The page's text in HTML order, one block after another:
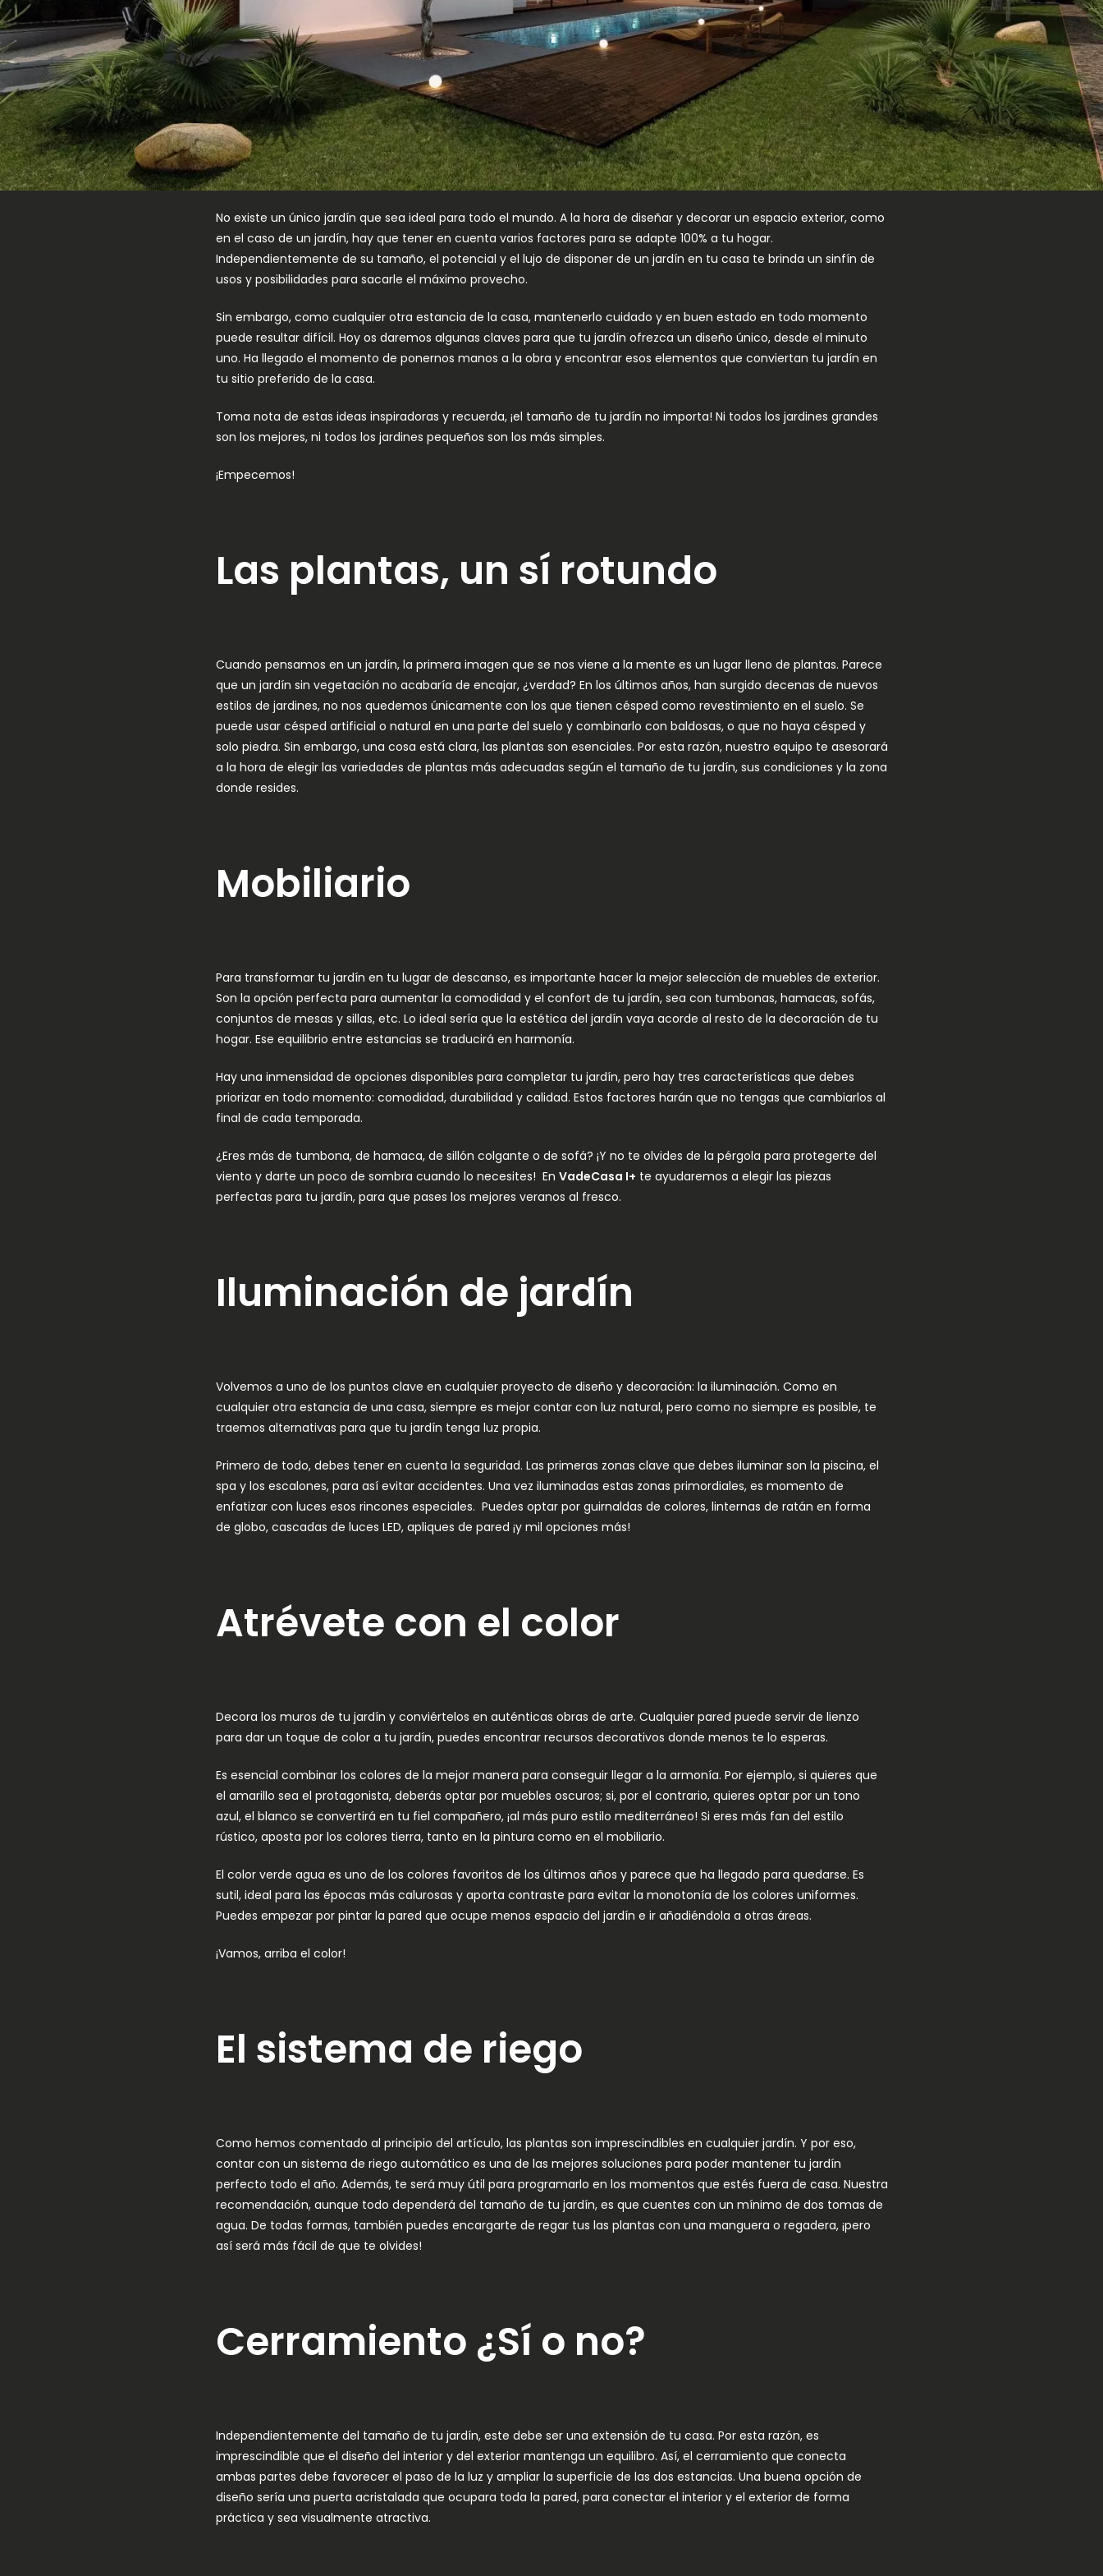
No existe un único jardín que sea ideal para todo el mundo. A la hora de diseñar y decorar un espacio exterior, como
en el caso de un jardín, hay que tener en cuenta varios factores para se adapte 100% a tu hogar.
Independientemente de su tamaño, el potencial y el lujo de disponer de un jardín en tu casa te brinda un sinfín de
usos y posibilidades para sacarle el máximo provecho.
Sin embargo, como cualquier otra estancia de la casa, mantenerlo cuidado y en buen estado en todo momento
puede resultar difícil. Hoy os daremos algunas claves para que tu jardín ofrezca un diseño único, desde el minuto
uno. Ha llegado el momento de ponernos manos a la obra y encontrar esos elementos que conviertan tu jardín en
tu sitio preferido de la casa.
Toma nota de estas ideas inspiradoras y recuerda, ¡el tamaño de tu jardín no importa! Ni todos los jardines grandes
son los mejores, ni todos los jardines pequeños son los más simples.
¡Empecemos!
Las plantas, un sí rotundo
Cuando pensamos en un jardín, la primera imagen que se nos viene a la mente es un lugar lleno de plantas. Parece
que un jardín sin vegetación no acabaría de encajar, ¿verdad? En los últimos años, han surgido decenas de nuevos
estilos de jardines, no nos quedemos únicamente con los que tienen césped como revestimiento en el suelo. Se
puede usar césped artificial o natural en una parte del suelo y combinarlo con baldosas, o que no haya césped y
solo piedra. Sin embargo, una cosa está clara, las plantas son esenciales. Por esta razón, nuestro equipo te asesorará
a la hora de elegir las variedades de plantas más adecuadas según el tamaño de tu jardín, sus condiciones y la zona
donde resides.
Mobiliario
Para transformar tu jardín en tu lugar de descanso, es importante hacer la mejor selección de muebles de exterior.
Son la opción perfecta para aumentar la comodidad y el confort de tu jardín, sea con tumbonas, hamacas, sofás,
conjuntos de mesas y sillas, etc. Lo ideal sería que la estética del jardín vaya acorde al resto de la decoración de tu
hogar. Ese equilibrio entre estancias se traducirá en harmonía.
Hay una inmensidad de opciones disponibles para completar tu jardín, pero hay tres características que debes
priorizar en todo momento: comodidad, durabilidad y calidad. Estos factores harán que no tengas que cambiarlos al
final de cada temporada.
¿Eres más de tumbona, de hamaca, de sillón colgante o de sofá? ¡Y no te olvides de la pérgola para protegerte del
viento y darte un poco de sombra cuando lo necesites! En VadeCasa I+ te ayudaremos a elegir las piezas
perfectas para tu jardín, para que pases los mejores veranos al fresco.
Iluminación de jardín
Volvemos a uno de los puntos clave en cualquier proyecto de diseño y decoración: la iluminación. Como en
cualquier otra estancia de una casa, siempre es mejor contar con luz natural, pero como no siempre es posible, te
traemos alternativas para que tu jardín tenga luz propia.
Primero de todo, debes tener en cuenta la seguridad. Las primeras zonas clave que debes iluminar son la piscina, el
spa y los escalones, para así evitar accidentes. Una vez iluminadas estas zonas primordiales, es momento de
enfatizar con luces esos rincones especiales. Puedes optar por guirnaldas de colores, linternas de ratán en forma
de globo, cascadas de luces LED, apliques de pared ¡y mil opciones más!
Atrévete con el color
Decora los muros de tu jardín y conviértelos en auténticas obras de arte. Cualquier pared puede servir de lienzo
para dar un toque de color a tu jardín, puedes encontrar recursos decorativos donde menos te lo esperas.
Es esencial combinar los colores de la mejor manera para conseguir llegar a la armonía. Por ejemplo, si quieres que
el amarillo sea el protagonista, deberás optar por muebles oscuros; si, por el contrario, quieres optar por un tono
azul, el blanco se convertirá en tu fiel compañero, ¡al más puro estilo mediterráneo! Si eres más fan del estilo
rústico, aposta por los colores tierra, tanto en la pintura como en el mobiliario.
El color verde agua es uno de los colores favoritos de los últimos años y parece que ha llegado para quedarse. Es
sutil, ideal para las épocas más calurosas y aporta contraste para evitar la monotonía de los colores uniformes.
Puedes empezar por pintar la pared que ocupe menos espacio del jardín e ir añadiéndola a otras áreas.
¡Vamos, arriba el color!
El sistema de riego
Como hemos comentado al principio del artículo, las plantas son imprescindibles en cualquier jardín. Y por eso,
contar con un sistema de riego automático es una de las mejores soluciones para poder mantener tu jardín
perfecto todo el año. Además, te será muy útil para programarlo en los momentos que estés fuera de casa. Nuestra
recomendación, aunque todo dependerá del tamaño de tu jardín, es que cuentes con un mínimo de dos tomas de
agua. De todas formas, también puedes encargarte de regar tus las plantas con una manguera o regadera, ¡pero
así será más fácil de que te olvides!
Cerramiento ¿Sí o no?
Independientemente del tamaño de tu jardín, este debe ser una extensión de tu casa. Por esta razón, es
imprescindible que el diseño del interior y del exterior mantenga un equilibro. Así, el cerramiento que conecta
ambas partes debe favorecer el paso de la luz y ampliar la superficie de las dos estancias. Una buena opción de
diseño sería una puerta acristalada que ocupara toda la pared, para conectar el interior y el exterior de forma
práctica y sea visualmente atractiva.